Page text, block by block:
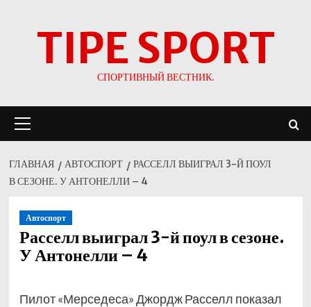
TIPE SPORT
СПОРТИВНЫЙ ВЕСТНИК.
меню
ГЛАВНАЯ АВТОСПОРТ
РАССЕЛЛ ВЫИГРАЛ 3-Й ПОУЛ
В СЕЗОНЕ. У АНТОНЕЛЛИ – 4
Автоспорт
Расселл выиграл 3-й поул в сезоне.
У Антонелли – 4
Пилот «Мерседеса» Джордж Расселл показал